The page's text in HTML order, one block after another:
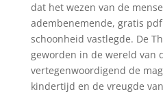
dat het wezen van de
adembenemende, gratis
schoonheid vastlegde. De
geworden in de wereld van
vertegenwoordigend de
kindertijd en de vreugde